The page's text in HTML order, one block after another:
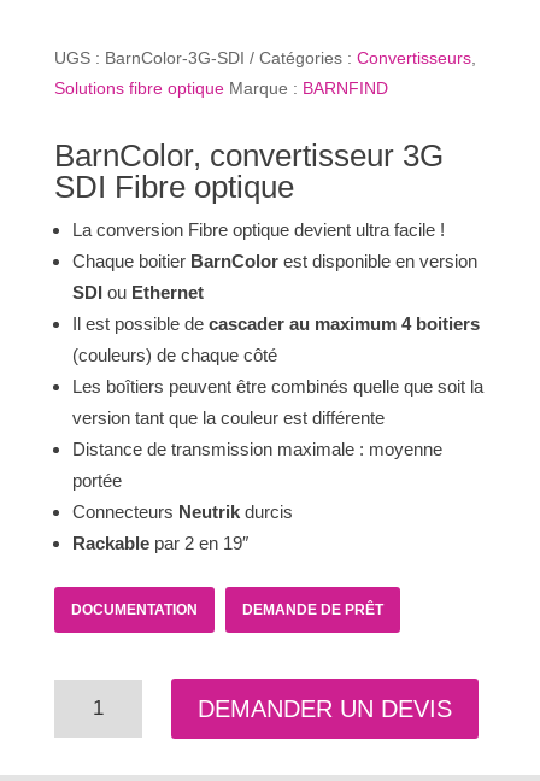
UGS : BarnColor-3G-SDI Catégories : Convertisseurs,
Solutions fibre optique Marque : BARNFIND
BarnColor, convertisseur 3G
SDI Fibre optique
La conversion Fibre optique devient ultra facile !
Chaque boitier BarnColorest disponible en version
SDIou Ethernet
Il est possible de cascader au maximum 4 boitiers
(couleurs) de chaque côté
Les boîtiers peuvent être combinés quelle que soit la
version tant que la couleur est différente
Distance de transmission maximale : moyenne
portée
Connecteurs Neutrikdurcis
Rackablepar 2 en 19″
DOCUMENTATION DEMANDE DE PRÊT
DEMANDER UN DEVIS